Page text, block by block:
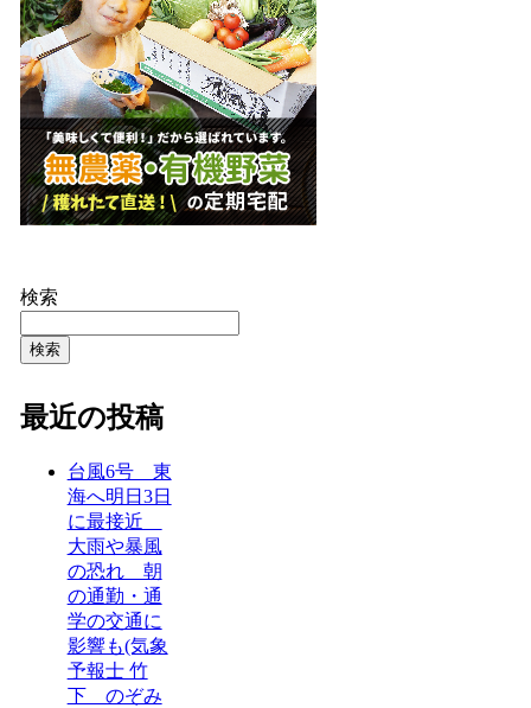
検索
検索
最近の投稿
台風6号 東
海へ明日3日
に最接近
大雨や暴風
の恐れ 朝
の通勤・通
学の交通に
影響も(気象
予報士 竹
下 のぞみ